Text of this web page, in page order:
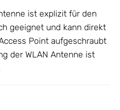
ist explizit für den
geeignet und kann direkt
Point aufgeschraubt
der WLAN Antenne ist